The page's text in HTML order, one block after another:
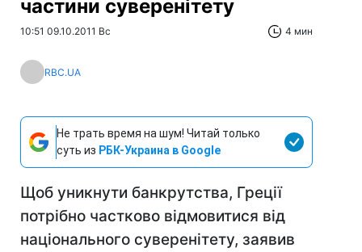
частини суверенітету
10:51 09.10.2011 Вс 4 мин
RBC.UA
Не трать время на шум! Читай только
суть из РБК-Украина в Google
Щоб уникнути банкрутства, Греції
потрібно частково відмовитися від
національного суверенітету, заявив